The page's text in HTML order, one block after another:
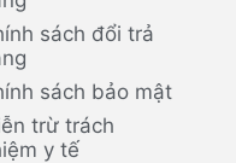
sách đổi trả
sách bảo mật
trừ trách
y tế